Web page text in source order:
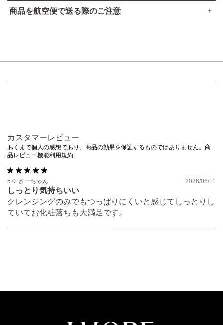
傷やはれもの、湿疹等異常のあるところにはお使いにならな
とがありますので、皮フ科医にご相談されることをおすすめ
します。
目に入らないように注意し、入った時は、すぐに充分洗い流
してください。異常が残る場合は、眼科医に相談してくださ
い。
コンタクトレンズをご使用の方は、レンズをはずしてからお
商品を航空便で送る際のご注意
アルコール24％以下
可燃性固体に該当しない​
カスタマーレビュー
あくまで個人の感想であり、商品の効果を保証するものではありません。 商
品レビュー機能利用規約
5.0 さーちゃん 2026/06/11
しっとり気持ちいい
クレンジングのみでもつっぱりにくいと感じてしっとりし
ていてお化粧落ちも大満足です。